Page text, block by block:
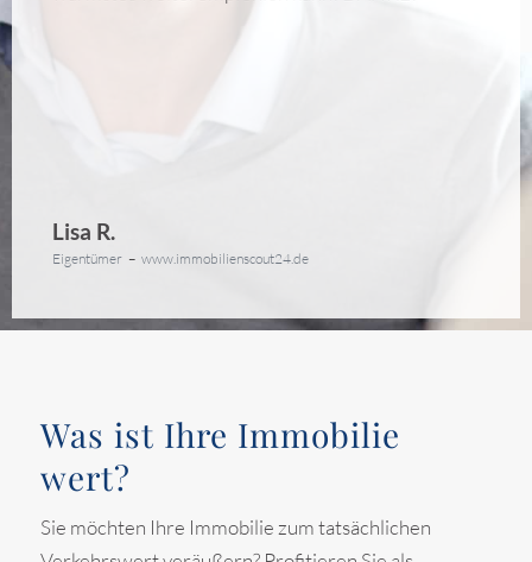
Lisa R.
Eigentümer – www.immobilienscout24.de
Christina W.
Eigentümerin
Was ist Ihre Immobilie
wert?
Sie möchten Ihre Immobilie zum tatsächlichen